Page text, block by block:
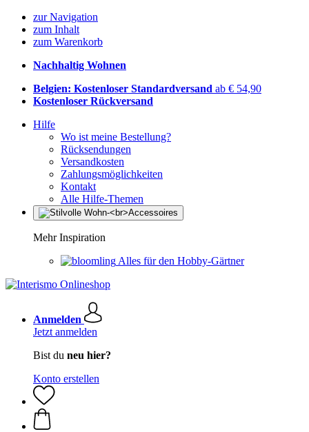
zur Navigation
zum Inhalt
zum Warenkorb
Nachhaltig Wohnen
Belgien: Kostenloser Standardversand ab € 54,90
Kostenloser Rückversand
Hilfe
Wo ist meine Bestellung?
Rücksendungen
Versandkosten
Zahlungsmöglichkeiten
Kontakt
Alle Hilfe-Themen
Mehr Inspiration
Alles für den Hobby-Gärtner
Anmelden
Jetzt anmelden
Bist du neu hier?
Konto erstellen